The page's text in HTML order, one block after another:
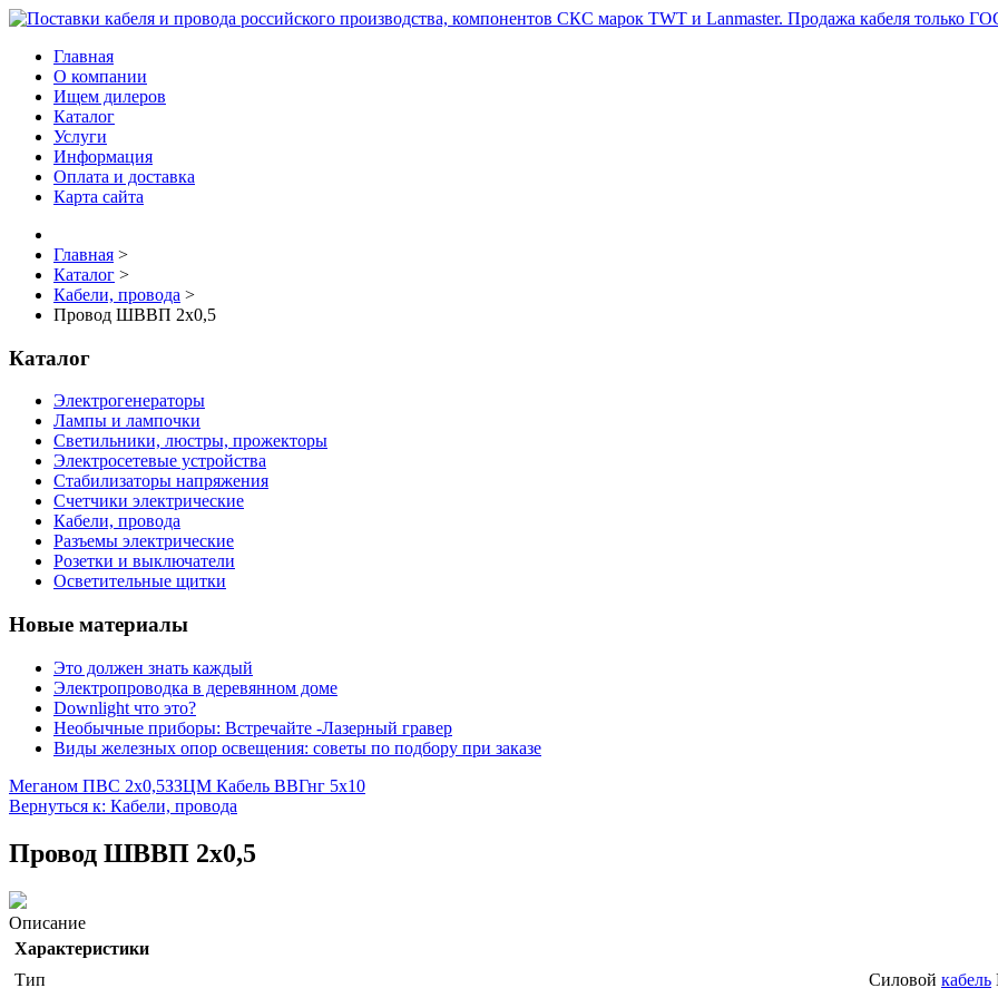
Главная
О компании
Ищем дилеров
Каталог
Услуги
Информация
Оплата и доставка
Карта сайта
Главная >
Каталог >
Кабели, провода >
Провод ШВВП 2х0,5
Каталог
Электрогенераторы
Лампы и лампочки
Светильники, люстры, прожекторы
Электросетевые устройства
Стабилизаторы напряжения
Счетчики электрические
Кабели, провода
Разъемы электрические
Розетки и выключатели
Осветительные щитки
Новые материалы
Это должен знать каждый
Электропроводка в деревянном доме
Downlight что это?
Необычные приборы: Встречайте -Лазерный гравер
Виды железных опор освещения: советы по подбору при заказе
Меганом ПВС 2х0,5ЗЗЦМ Кабель ВВГнг 5х10
Вернуться к: Кабели, провода
Провод ШВВП 2х0,5
Описание
Характеристики
Тип
Силовой кабель